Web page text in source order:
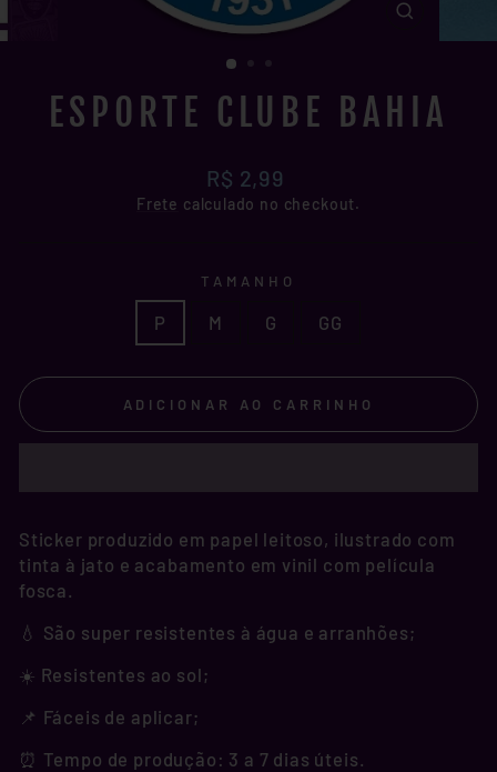
(ESC)
ESPORTE CLUBE BAHIA
Preço
normal
R$ 2,99
Frete calculado no checkout.
TAMANHO
P M G GG
ADICIONAR AO CARRINHO
Sticker produzido em papel leitoso, ilustrado com
tinta à jato e acabamento em vinil com película
fosca.
💧 São super resistentes à água e arranhões;
☀️ Resistentes ao sol;
📌 Fáceis de aplicar;
⏰ Tempo de produção: 3 a 7 dias úteis.